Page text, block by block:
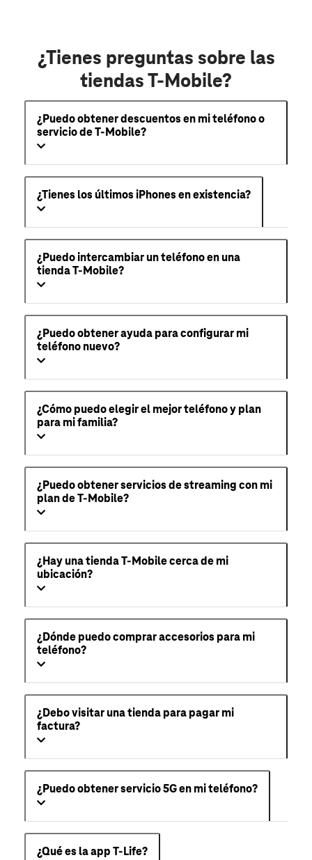
¿Tienes preguntas sobre las
tiendas T-Mobile?
¿Puedo obtener descuentos en mi teléfono o
servicio de T-Mobile?
¿Tienes los últimos iPhones en existencia?
¿Puedo intercambiar un teléfono en una
tienda T-Mobile?
¿Puedo obtener ayuda para configurar mi
teléfono nuevo?
¿Cómo puedo elegir el mejor teléfono y plan
para mi familia?
¿Puedo obtener servicios de streaming con mi
plan de T-Mobile?
¿Hay una tienda T-Mobile cerca de mi
ubicación?
¿Dónde puedo comprar accesorios para mi
teléfono?
¿Debo visitar una tienda para pagar mi
factura?
¿Puedo obtener servicio 5G en mi teléfono?
¿Qué es la app T-Life?